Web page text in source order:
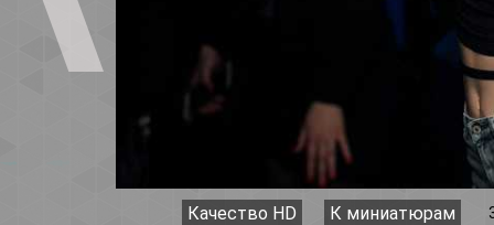
Качество HD К миниатюрам